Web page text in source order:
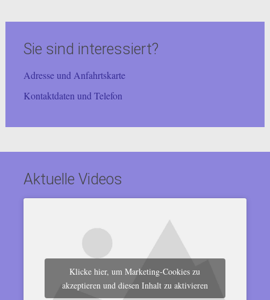
Sie sind interessiert?
Adresse und Anfahrtskarte
Kontaktdaten und Telefon
Aktuelle Videos
Klicke hier, um Marketing-Cookies zu
akzeptieren und diesen Inhalt zu aktivieren